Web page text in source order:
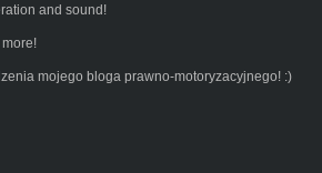
and sound!
mojego bloga prawno-motoryzacyjnego! :)
prawoimotoryzacja/